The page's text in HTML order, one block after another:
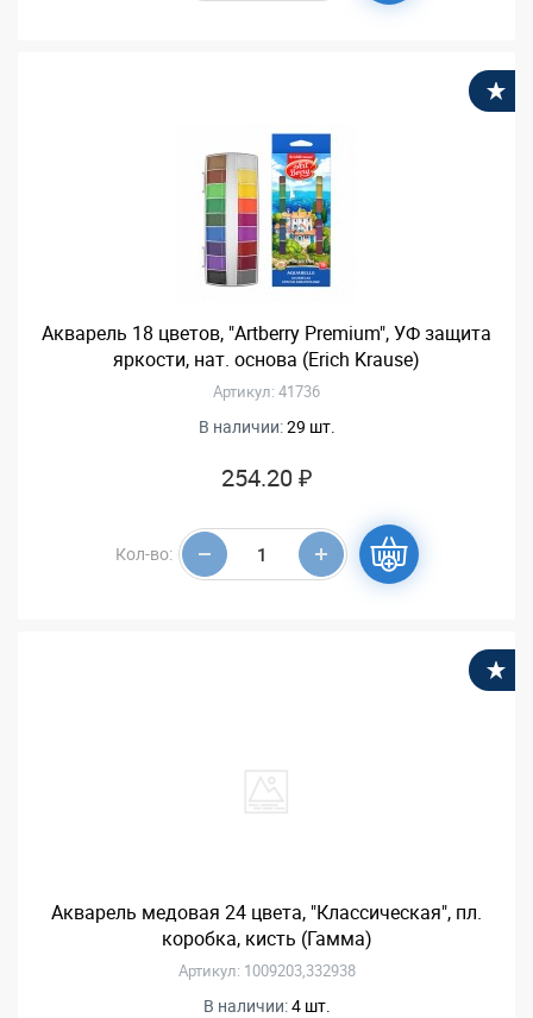
Акварель 18 цветов, "Artberry Premium", УФ защита
яркости, нат. основа (Erich Krause)
Артикул: 41736
В наличии:29 шт.
254.20 ₽
Кол-во:
Акварель медовая 24 цвета, "Классическая", пл.
коробка, кисть (Гамма)
Артикул: 1009203,332938
В наличии:4 шт.